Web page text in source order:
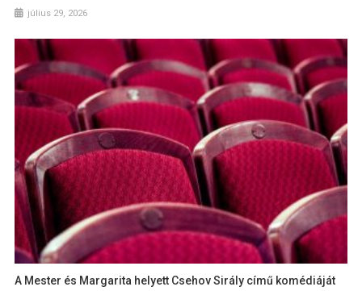
július 29, 2026
A Mester és Margarita helyett Csehov Sirály című komédiáját